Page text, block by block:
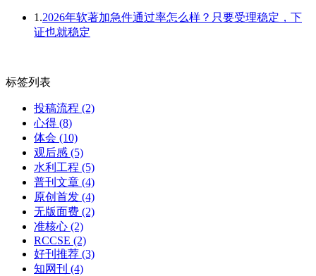
1.2026年软著加急件通过率怎么样？只要受理稳定，下
证也就稳定
标签列表
投稿流程 (2)
心得 (8)
体会 (10)
观后感 (5)
水利工程 (5)
普刊文章 (4)
原创首发 (4)
无版面费 (2)
准核心 (2)
RCCSE (2)
好刊推荐 (3)
知网刊 (4)